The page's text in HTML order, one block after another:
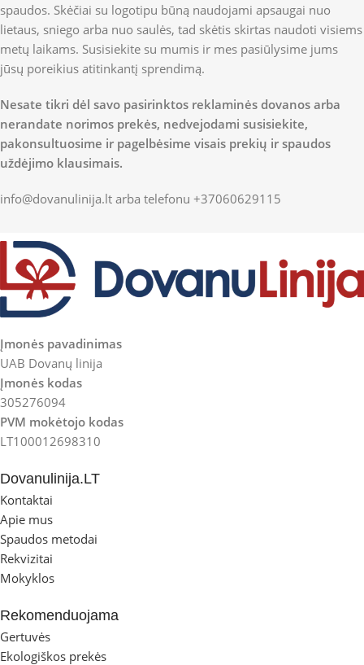
spaudos. Skėčiai su logotipu būną naudojami apsaugai nuo
lietaus, sniego arba nuo saulės, tad skėtis skirtas naudoti visiems
metų laikams. Susisiekite su mumis ir mes pasiūlysime jums
jūsų poreikius atitinkantį sprendimą.
Nesate tikri dėl savo pasirinktos reklaminės dovanos arba
nerandate norimos prekės, nedvejodami susisiekite,
pakonsultuosime ir pagelbėsime visais prekių ir spaudos
uždėjimo klausimais.
info@dovanulinija.lt arba telefonu +37060629115
Įmonės pavadinimas
UAB Dovanų linija
Įmonės kodas
305276094
PVM mokėtojo kodas
LT100012698310
Dovanulinija.LT
Kontaktai
Apie mus
Spaudos metodai
Rekvizitai
Mokyklos
Rekomenduojama
Gertuvės
Ekologiškos prekės